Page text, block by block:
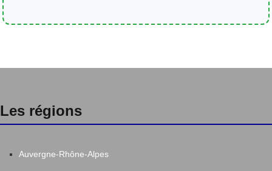
Les régions
Auvergne-Rhône-Alpes